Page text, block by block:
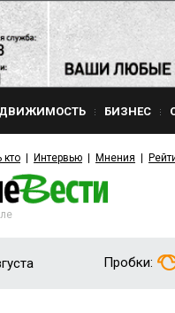
БИЗНЕС
кто Интервью Мнения
Пробки: